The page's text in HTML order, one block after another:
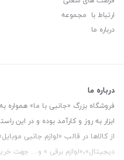
ارتباط با مجموعه
درباره ما
درباره ما
فروشگاه بزرگ «جانبی با ما» همواره
ابزار به روز و کارآمد بوده و در این
از کالاها در قالب «لوازم جانبی
دیجیتال»،«لوازم برقی » و… جهت